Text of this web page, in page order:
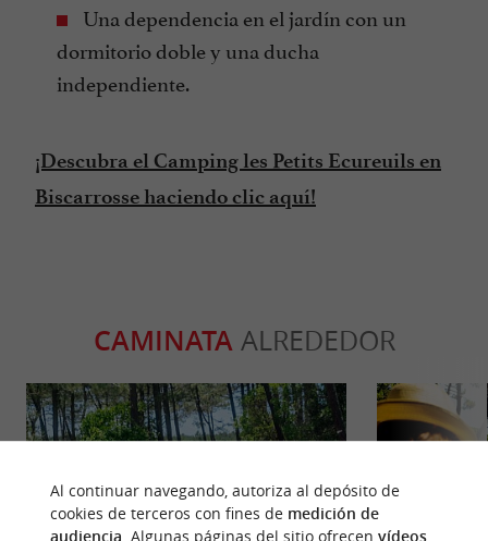
Una dependencia en el jardín con un
dormitorio doble y una ducha
independiente.
¡Descubra el Camping les Petits Ecureuils en
Biscarrosse haciendo clic aquí!
CAMINATAALREDEDOR
Al continuar navegando, autoriza al depósito de
cookies de terceros con fines de medición de
audiencia . Algunas páginas del sitio ofrecen vídeos